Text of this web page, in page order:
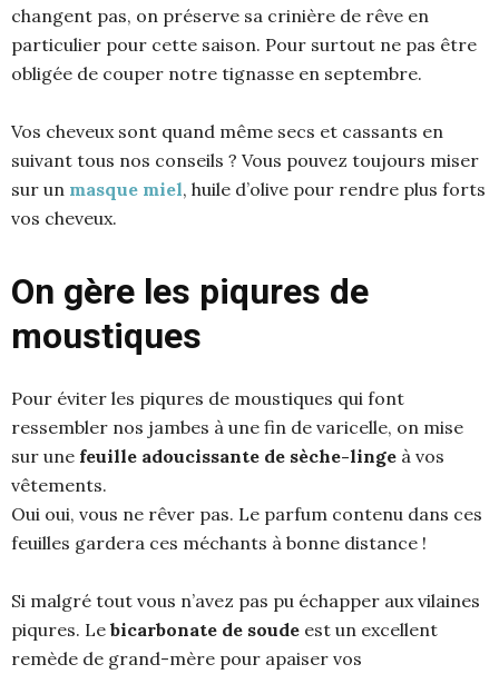
changent pas, on préserve sa crinière de rêve en
particulier pour cette saison. Pour surtout ne pas être
obligée de couper notre tignasse en septembre.
Vos cheveux sont quand même secs et cassants en
suivant tous nos conseils ? Vous pouvez toujours miser
sur un masque miel, huile d’olive pour rendre plus forts
vos cheveux.
On gère les piqures de
moustiques
Pour éviter les piqures de moustiques qui font
ressembler nos jambes à une fin de varicelle, on mise
sur une feuille adoucissante de sèche-linge à vos
vêtements.
Oui oui, vous ne rêver pas. Le parfum contenu dans ces
feuilles gardera ces méchants à bonne distance !
Si malgré tout vous n’avez pas pu échapper aux vilaines
piqures. Le bicarbonate de soude est un excellent
remède de grand-mère pour apaiser vos